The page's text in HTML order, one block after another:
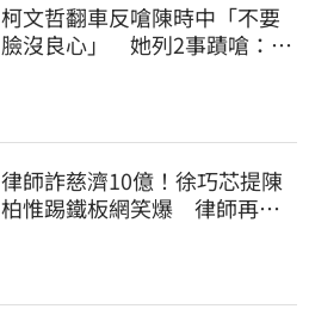
柯文哲翻車反嗆陳時中「不要
臉沒良心」 她列2事蹟嗆：沒
律師詐慈濟10億！徐巧芯提陳
柏惟踢鐵板網笑爆 律師再曬1